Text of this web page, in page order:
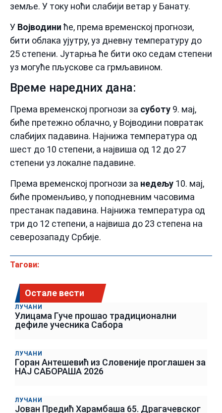
земље. У току ноћи слабији ветар у Банату.
У Војводини ће, према временској прогнози,
бити облака ујутру, уз дневну температуру до
25 степени. Јутарња ће бити око седам степени
уз могуће пљускове са грмљавином.
Време наредних дана:
Према временској прогнози за суботу 9. мај,
биће претежно облачно, у Војводини повратак
слабијих падавина. Најнижа температура од
шест до 10 степени, а највиша од 12 до 27
степени уз локалне падавине.
Према временској прогнози за недељу 10. мај,
биће променљиво, у поподневним часовима
престанак падавина. Најнижа температура од
три до 12 степени, а највиша до 23 степена на
северозападу Србије.
Тагови:
Остале вести
ЛУЧАНИ
Улицама Гуче прошао традиционални
дефиле учесника Сабора
ЛУЧАНИ
Горан Антешевић из Словеније проглашен за
НАЈ САБОРАША 2026
ЛУЧАНИ
Јован Предић Харамбаша 65. Драгачевског